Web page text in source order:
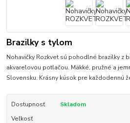
Brazilky s tylom
Nohavičky Rozkvet sú pohodlné brazilky z
akvarelovou potlačou. Mäkké, pružné a
Slovensku. Krásny kúsok pre každodennú
Dostupnosť
Skladom
Veľkosť